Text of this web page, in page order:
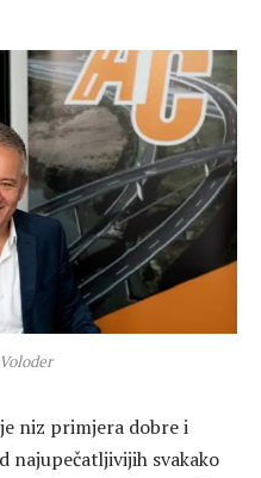
niz primjera dobre i
najupečatljivijih svakako